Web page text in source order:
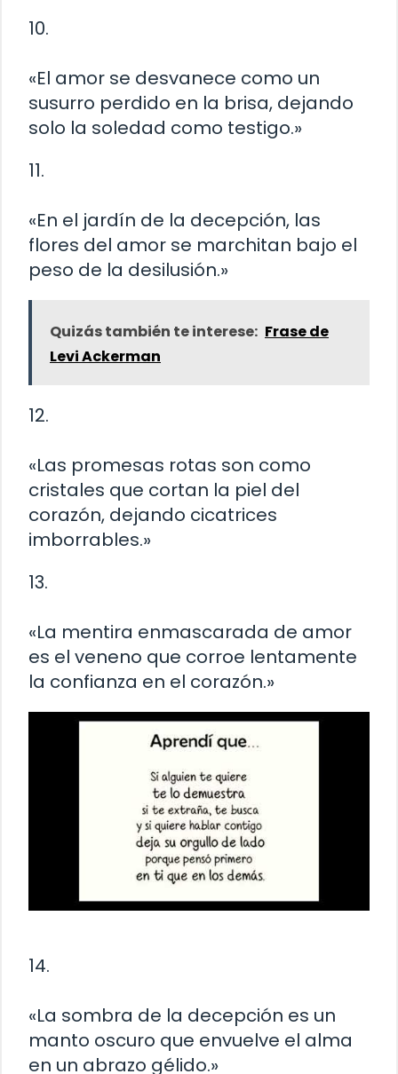
10.
«El amor se desvanece como un
susurro perdido en la brisa, dejando
solo la soledad como testigo.»
11.
«En el jardín de la decepción, las
flores del amor se marchitan bajo el
peso de la desilusión.»
Quizás también te interese: Frase de
Levi Ackerman
12.
«Las promesas rotas son como
cristales que cortan la piel del
corazón, dejando cicatrices
imborrables.»
13.
«La mentira enmascarada de amor
es el veneno que corroe lentamente
la confianza en el corazón.»
14.
«La sombra de la decepción es un
manto oscuro que envuelve el alma
en un abrazo gélido.»